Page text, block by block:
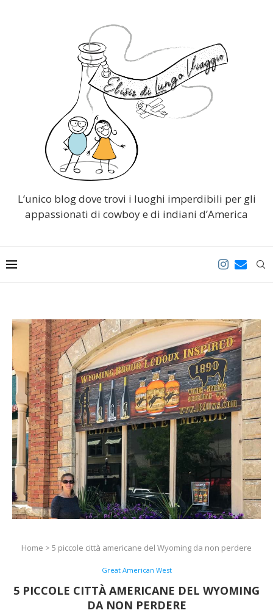
L’unico blog dove trovi i luoghi imperdibili per gli
appassionati di cowboy e di indiani d’America
Home > 5 piccole città americane del Wyoming da non perdere
Great American West
5 PICCOLE CITTÀ AMERICANE DEL WYOMING
DA NON PERDERE